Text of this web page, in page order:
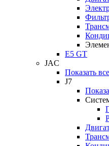
E5 GT
JAC
Показать все
J7